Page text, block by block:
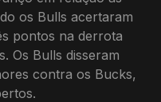
os Bulls acertaram
pontos na derrota
Os Bulls disseram
contra os Bucks,